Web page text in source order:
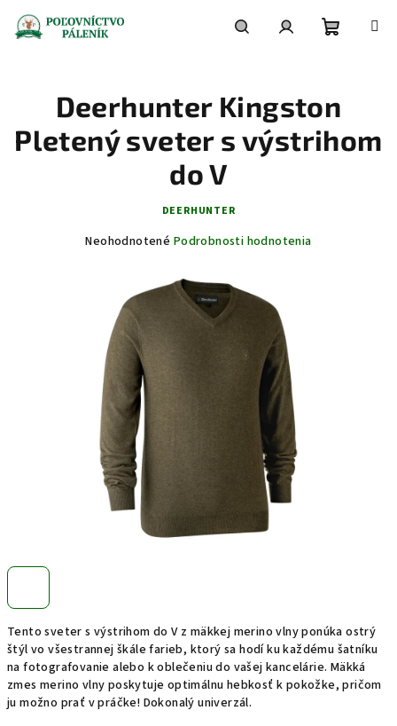
obsah
košík
Tento sveter s výstrihom do V z mäkkej merino vlny ponúka ostrý
štýl vo všestrannej škále farieb, ktorý sa hodí ku každému šatníku
na fotografovanie alebo k oblečeniu do vašej kancelárie. Mäkká
zmes merino vlny poskytuje optimálnu hebkosť k pokožke, pričom
ju možno prať v práčke! Dokonalý univerzál.
Deerhunter Kingston
Pletený sveter s výstrihom
do V
DEERHUNTER
Priemerné
hviezdičiek.
Neohodnotené Podrobnosti hodnotenia